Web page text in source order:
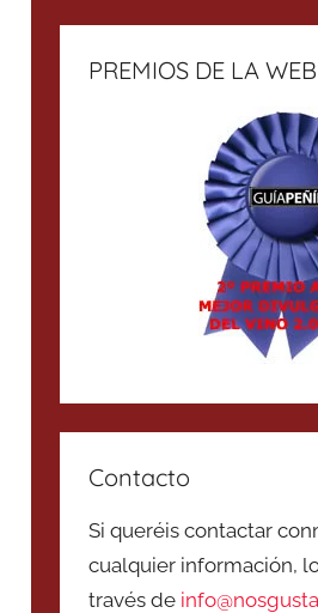
PREMIOS DE LA WEB
Contacto
Si queréis contactar
cualquier información,
través de